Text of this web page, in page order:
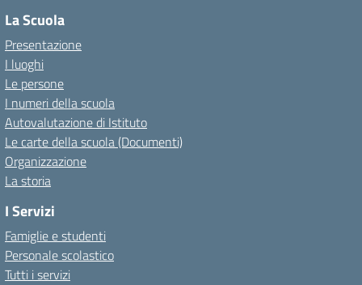
La Scuola
Presentazione
I luoghi
Le persone
I numeri della scuola
Autovalutazione di Istituto
Le carte della scuola (Documenti)
Organizzazione
La storia
I Servizi
Famiglie e studenti
Personale scolastico
Tutti i servizi